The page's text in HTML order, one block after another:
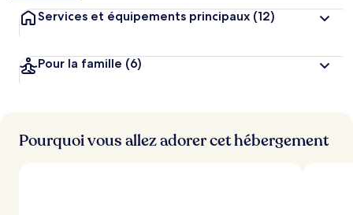
Services et équipements principaux (12)
Pour la famille (6)
Pourquoi vous allez adorer cet hébergement